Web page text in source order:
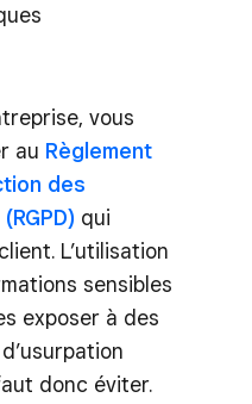
vous
au Règlement
des
qui
L’utilisation
sensibles
exposer à des
donc éviter.